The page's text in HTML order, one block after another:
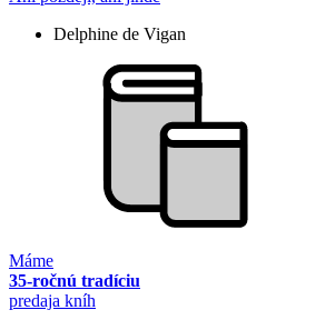
Delphine de Vigan
Máme
35-ročnú tradíciu
predaja kníh